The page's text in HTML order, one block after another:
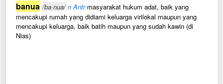
banua /ba·nua/ n Antrmasyarakat hukum adat, baik yang
mencakupi rumah yang didiami keluarga virilokal maupun yang
mencakupi keluarga, baik batih maupun yang sudah kawin (di
Nias)